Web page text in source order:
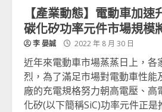
【產業動態】電動車加
碳化矽功率元件市場規模
李 晏誠 2022 年 8 月 30 日
近年來電動車市場蒸蒸日上，各
烈，為了滿足市場對電動車性能
廠的充電規格努力朝高電壓、高
化矽(以下簡稱SiC)功率元件正